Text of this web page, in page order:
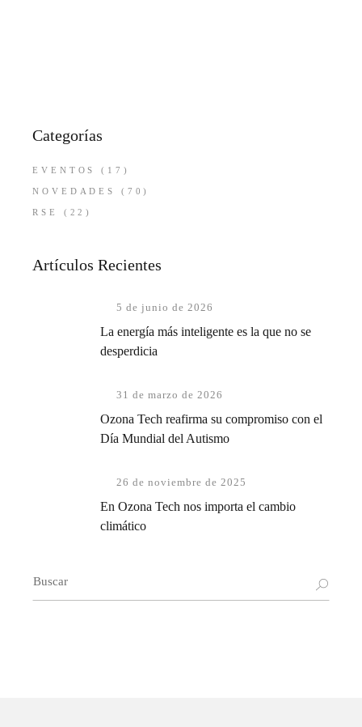
Categorías
EVENTOS (17)
NOVEDADES (70)
RSE (22)
Artículos Recientes
5 de junio de 2026
La energía más inteligente es la que no se
desperdicia
31 de marzo de 2026
Ozona Tech reafirma su compromiso con el
Día Mundial del Autismo
26 de noviembre de 2025
En Ozona Tech nos importa el cambio
climático
Buscar: